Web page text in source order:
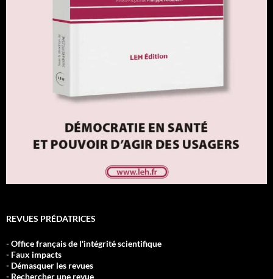
REVUES PRÉDATRICES
- Office français de l'intégrité scientifique
- Faux impacts
- Démasquer les revues
- Rechercher une revue